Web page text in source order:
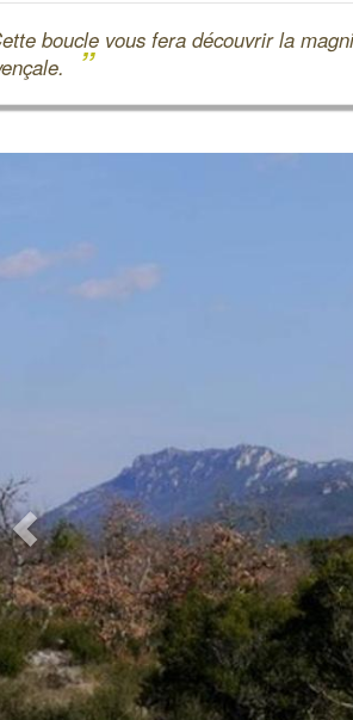
boucle vous fera découvrir la
”